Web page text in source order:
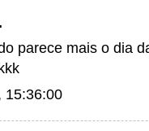
parece mais o dia
15:36:00